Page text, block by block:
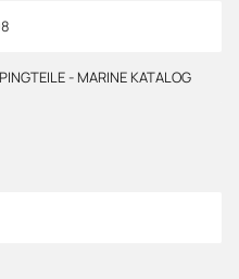
- MARINE KATALOG